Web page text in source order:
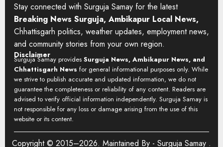
Stay connected with Surguja Samay for the latest
Breaking News Surguja, Ambikapur Local News,
Chhattisgarh politics, weather updates, employment news,
and community stories from your own region.
Disclaimer
Surguja Samay provides Surguja News, Ambikapur News, and
Chhattisgarh News for general informational purposes only. While
we strive to publish accurate and updated information, we do not
guarantee the completeness or reliability of any content. Readers are
advised to verify official information independently. Surguja Samay is
not responsible for any loss or damage arising from the use of this
website or its content.
Copyright © 2015–2026. Maintained By - Surguja Samay .